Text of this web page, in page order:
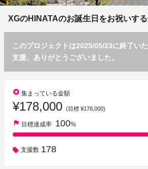
XGのHINATAのお誕生日をお祝いす
このプロジェクトは2025/05/23に終了い
支援、ありがとうございました。
stars 集まっている金額
¥178,000 (目標 ¥178,000)
flag 目標達成率 100%
支援数 178